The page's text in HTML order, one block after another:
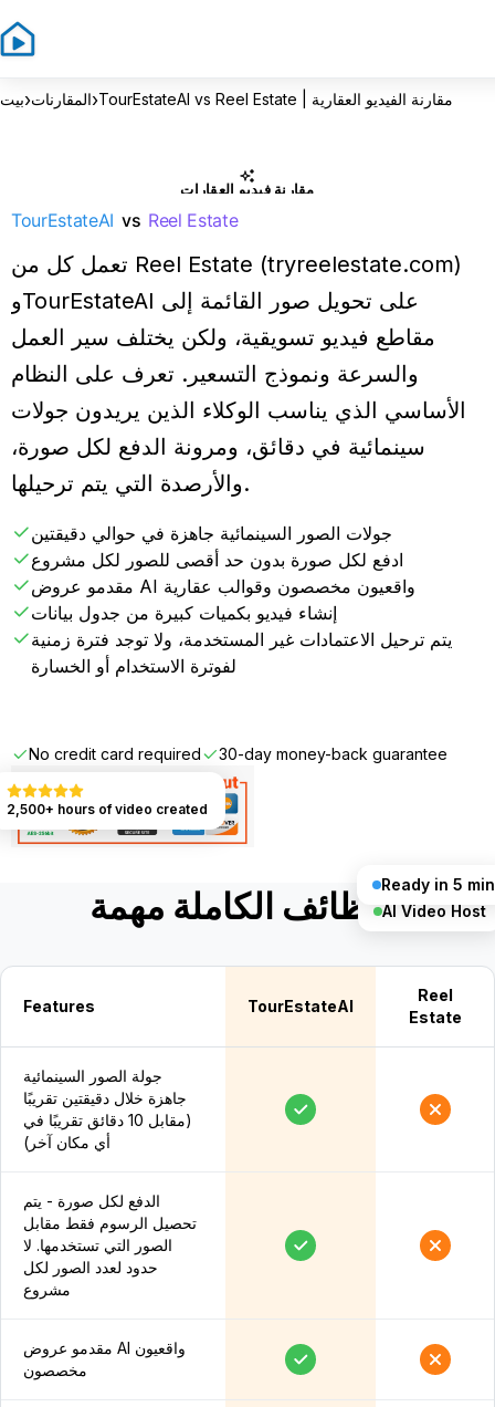
بيت›المقارنات› TourEstateAI vs Reel Estate | مقارنة الفيديو العقارية
مقارنة فيديو العقارات
TourEstateAI vs Reel Estate
تعمل كل من Reel Estate (tryreelestate.com)
وTourEstateAI على تحويل صور القائمة إلى
مقاطع فيديو تسويقية، ولكن يختلف سير العمل
والسرعة ونموذج التسعير. تعرف على النظام
الأساسي الذي يناسب الوكلاء الذين يريدون جولات
سينمائية في دقائق، ومرونة الدفع لكل صورة،
والأرصدة التي يتم ترحيلها.
جولات الصور السينمائية جاهزة في حوالي دقيقتين
ادفع لكل صورة بدون حد أقصى للصور لكل مشروع
مقدمو عروض AI واقعيون مخصصون وقوالب عقارية
إنشاء فيديو بكميات كبيرة من جدول بيانات
يتم ترحيل الاعتمادات غير المستخدمة، ولا توجد فترة زمنية
لفوترة الاستخدام أو الخسارة
No credit card required 30-day money-back guarantee
AI Video Host
Ready in 5 min
2,500+ hours of video created
الوظائف الكاملة مهمة
Features TourEstateAI
Reel
Estate
جولة الصور السينمائية
جاهزة خلال دقيقتين تقريبًا
(مقابل 10 دقائق تقريبًا في
أي مكان آخر)
الدفع لكل صورة - يتم
تحصيل الرسوم فقط مقابل
الصور التي تستخدمها. لا
حدود لعدد الصور لكل
مشروع
مقدمو عروض AI واقعيون
مخصصون